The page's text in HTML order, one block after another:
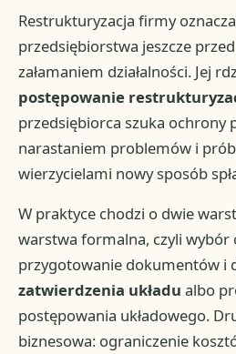
Restrukturyzacja firmy
przedsiębiorstwa jeszcze
załamaniem działalności. Jej
postępowanie
przedsiębiorca szuka ochrony
narastaniem problemów i
wierzycielami nowy sposób
W praktyce chodzi o dwie
warstwa formalna, czyli
przygotowanie dokumentów i
zatwierdzenia układu albo
postępowania układowego.
biznesowa: ograniczenie